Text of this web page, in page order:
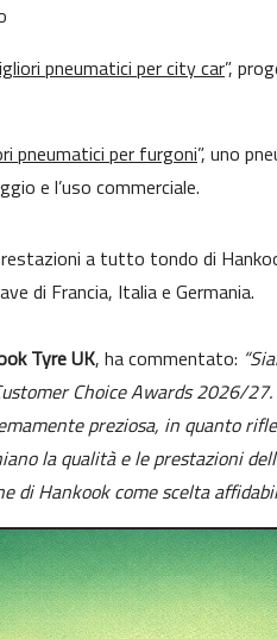
pneumatici per city car”,
pneumatici per furgoni”, uno
e l’uso commerciale.
a tutto tondo di
di Francia, Italia e Germania.
Tyre UK, ha commentato:
Choice Awards 2026/
preziosa, in quanto
la qualità e le prestazioni
di Hankook come scelta